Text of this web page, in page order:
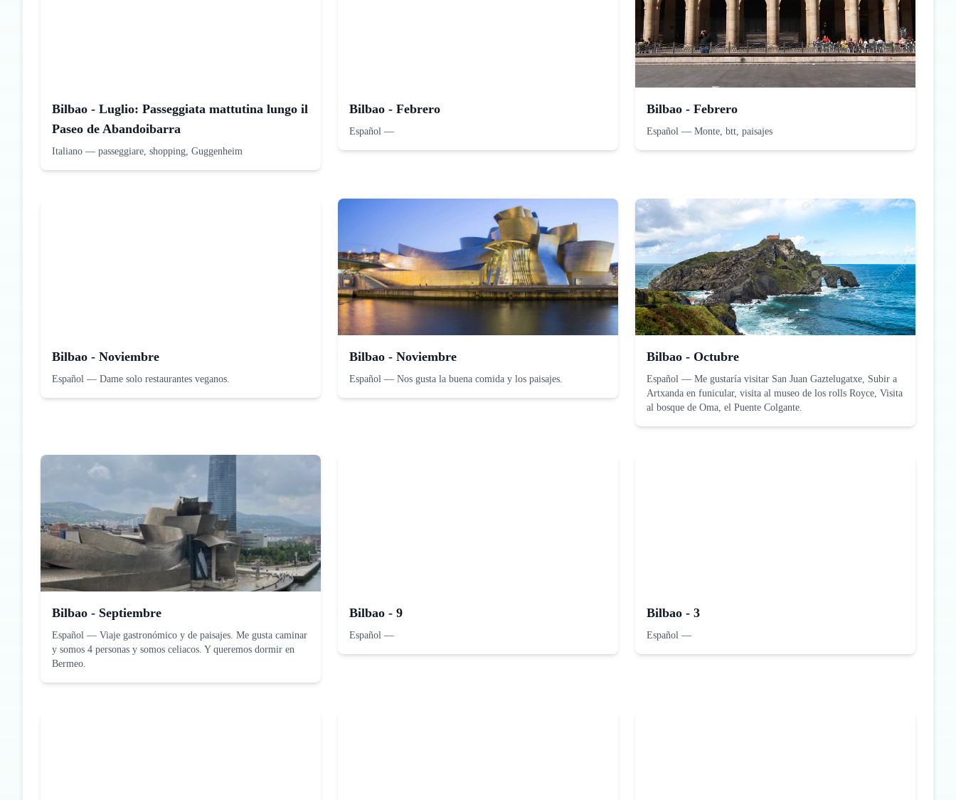
Bilbao - Luglio: Passeggiata mattutina lungo il
Paseo de Abandoibarra
Italiano — passeggiare, shopping, Guggenheim
Bilbao - Febrero
Español —
Bilbao - Febrero
Español — Monte, btt, paisajes
Bilbao - Noviembre
Español — Dame solo restaurantes veganos.
Bilbao - Noviembre
Español — Nos gusta la buena comida y los paisajes.
Bilbao - Octubre
Español — Me gustaría visitar San Juan Gaztelugatxe, Subir a
Artxanda en funicular, visita al museo de los rolls Royce, Visita
al bosque de Oma, el Puente Colgante.
Bilbao - Septiembre
Español — Viaje gastronómico y de paisajes. Me gusta caminar
y somos 4 personas y somos celiacos. Y queremos dormir en
Bermeo.
Bilbao - 9
Español —
Bilbao - 3
Español —